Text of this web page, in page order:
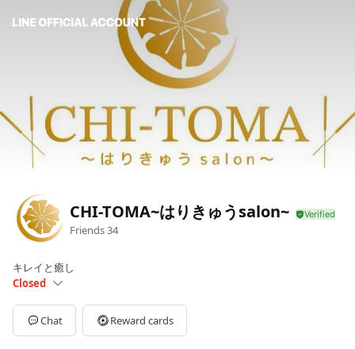
CHI-TOMA~はりきゅうsalon~
Friends34
キレイと癒し
Closed
SunClosed
Mon09:30 - 19:30
Tue
09:30 - 19:30
Chat Reward cards